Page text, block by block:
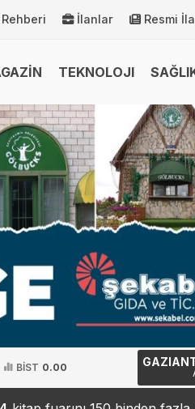
İlanlar Resmi
TEKNOLOJI
BİST 0.00